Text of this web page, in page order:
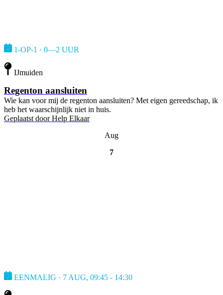
1-OP-1 · 0—2 UUR
IJmuiden
Regenton aansluiten
Wie kan voor mij de regenton aansluiten? Met eigen gereedschap, ik
heb het waarschijnlijk niet in huis.
Geplaatst door Help Elkaar
Aug
7
EENMALIG · 7 AUG, 09:45 - 14:30